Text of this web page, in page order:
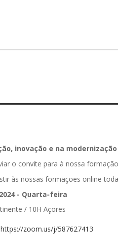
inovação e na
o convite para à nossa
às nossas formações online
- Quarta-feira
/ 10H Açores
https://zoom.us/j/587627413